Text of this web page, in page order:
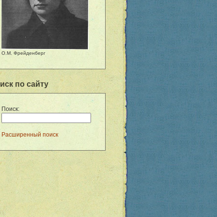
О.М. Фрейденберг
по сайту
Поиск:
Расширенный поиск